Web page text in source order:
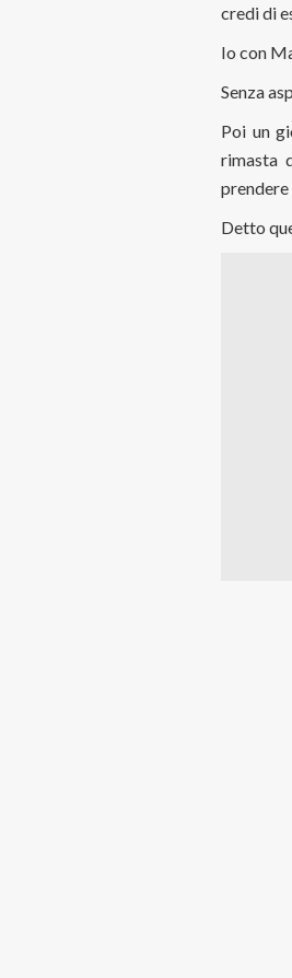
credi di
Io con
Senza
Poi un
rimasta
Detto